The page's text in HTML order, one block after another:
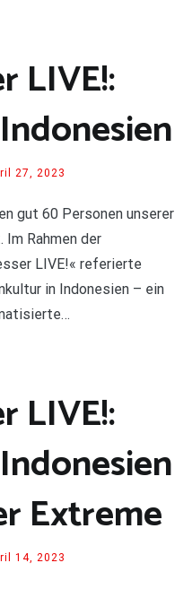
LIVE!:
27, 2023
gut 60 Personen unserer
Im Rahmen der
LIVE!« referierte
in Indonesien – ein
LIVE!:
Extreme
14, 2023